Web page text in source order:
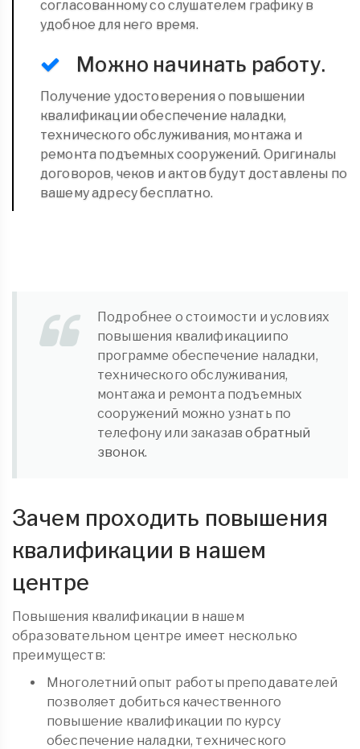
согласованному со слушателем графику в
удобное для него время.
Можно начинать работу.
Получение удостоверения о повышении
квалификации обеспечение наладки,
технического обслуживания, монтажа и
ремонта подъемных сооружений. Оригиналы
договоров, чеков и актов будут доставлены по
вашему адресу бесплатно.
Подробнее о стоимости и условиях
повышения квалификациипо
программе обеспечение наладки,
технического обслуживания,
монтажа и ремонта подъемных
сооружений можно узнать по
телефону или заказавобратный
звонок.
Зачем проходить повышения
квалификации в нашем
центре
Повышения квалификации в нашем
образовательном центре имеет несколько
преимуществ:
Многолетний опыт работы преподавателей
позволяет добиться качественного
повышение квалификации по курсу
обеспечение наладки, технического